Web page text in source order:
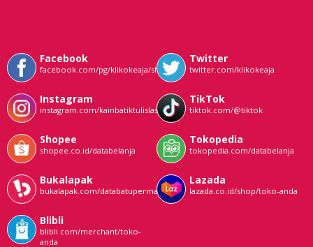
Facebook
facebook.com/pg/klikokeaja/shop/
Twitter
twitter.com/klikokeaja
Instagram
instagram.com/kainbatiktulislasem
TikTok
tiktok.com/@tiktok
Shopee
shopee.co.id/databelanja
Tokopedia
tokopedia.com/databelanja
Bukalapak
bukalapak.com/databatupermata
Lazada
lazada.co.id/shop/toko-anda
Blibli
blibli.com/merchant/toko-
anda